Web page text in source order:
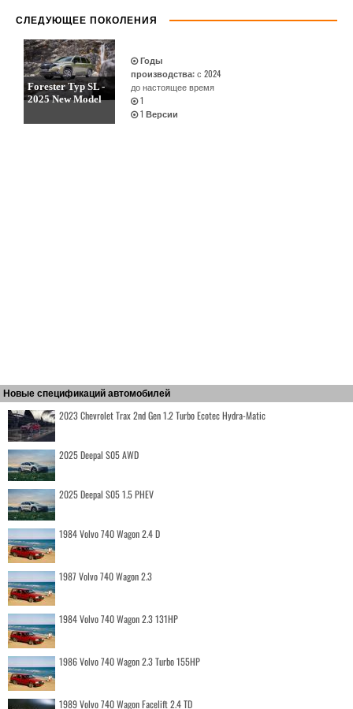
СЛЕДУЮЩЕЕ ПОКОЛЕНИЯ
Forester Typ SL -
2025 New Model
Годы
производства:с 2024
до настоящее время
1
1 Версии
Новые спецификаций автомобилей
2023 Chevrolet Trax 2nd Gen 1.2 Turbo Ecotec Hydra-Matic
2025 Deepal S05 AWD
2025 Deepal S05 1.5 PHEV
1984 Volvo 740 Wagon 2.4 D
1987 Volvo 740 Wagon 2.3
1984 Volvo 740 Wagon 2.3 131HP
1986 Volvo 740 Wagon 2.3 Turbo 155HP
1989 Volvo 740 Wagon Facelift 2.4 TD